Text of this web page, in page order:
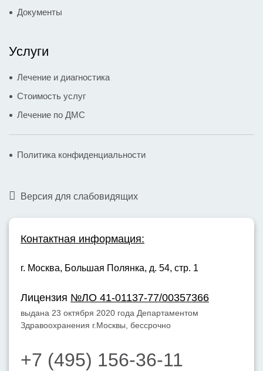
Документы
Услуги
Лечение и диагностика
Стоимость услуг
Лечение по ДМС
Политика конфиденциальности
Версия для слабовидящих
Контактная информация:
г. Москва, Большая Полянка, д. 54, стр. 1
Лицензия №ЛО 41-01137-77/00357366
выдана 23 октября 2020 года Департаментом
Здравоохранения г.Москвы, бессрочно
+7 (495) 156-36-11